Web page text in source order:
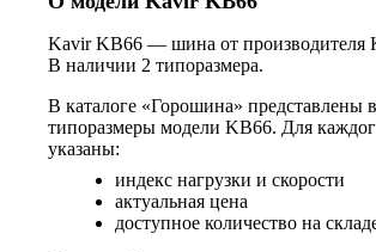
Kavir KB66 — шина от производителя
В наличии 2 типоразмера.
В каталоге «Горошина» представлены
типоразмеры модели KB66. Для
указаны:
индекс нагрузки и скорости
актуальная цена
доступное количество на